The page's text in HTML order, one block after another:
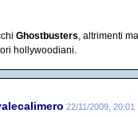
Ghostbusters , altrimenti
hollywoodiani.
22/11/2009, 20:01